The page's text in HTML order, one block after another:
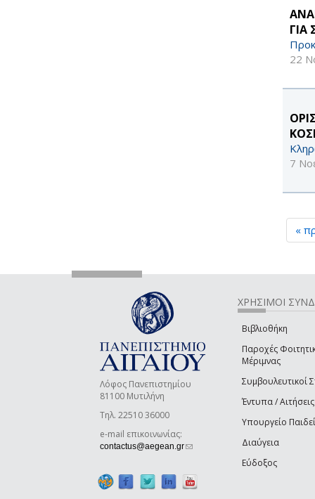
22
7
«
Λόφος Πανεπιστημίου
81100 Μυτιλήνη
Τηλ. 22510 36000
e-mail επικοινωνίας:
contactus@aegean.gr(link sends e-mail)
ΧΡΗΣΙΜΟΙ
Βιβλιοθήκη
Παροχές
Μέριμνας
Συμβουλευτικοί
Έντυπα / Αιτήσεις
Υπουργείο
Διαύγεια
Εύδοξος